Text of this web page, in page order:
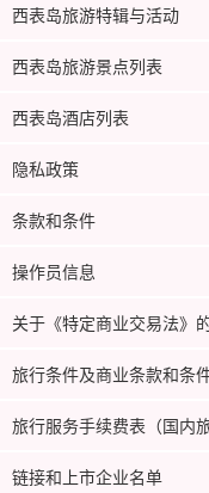
西表岛旅游特辑与活动
西表岛旅游景点列表
西表岛酒店列表
隐私政策
条款和条件
操作员信息
关于《特定商业交易法》
旅行条件及商业条款和条
旅行服务手续费表（国内旅
链接和上市企业名单